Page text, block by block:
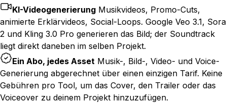
KI-Videogenerierung Musikvideos, Promo-Cuts,
animierte Erklärvideos, Social-Loops. Google Veo 3.1, Sora
2 und Kling 3.0 Pro generieren das Bild; der Soundtrack
liegt direkt daneben im selben Projekt.
Ein Abo, jedes Asset Musik-, Bild-, Video- und Voice-
Generierung abgerechnet über einen einzigen Tarif. Keine
Gebühren pro Tool, um das Cover, den Trailer oder das
Voiceover zu deinem Projekt hinzuzufügen.